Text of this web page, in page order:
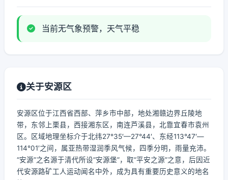
当前无气象预警，天气平稳
关于安源区
安源区位于江西省西部、萍乡市中部，地处湘赣边界丘陵地
带，东邻上栗县，西接湘东区，南连芦溪县，北靠宜春市袁州
区。区域地理坐标介于北纬27°35′—27°44′、东经113°47′—
114°01′之间，属亚热带湿润季风气候，四季分明，雨量充沛。
“安源”之名源于清代所设“安源堡”，取“平安之源”之意，后因近
代安源路矿工人运动闻名中外，成为具有重要历史意义的地名